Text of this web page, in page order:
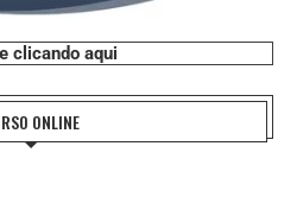
clicando aqui
ONLINE